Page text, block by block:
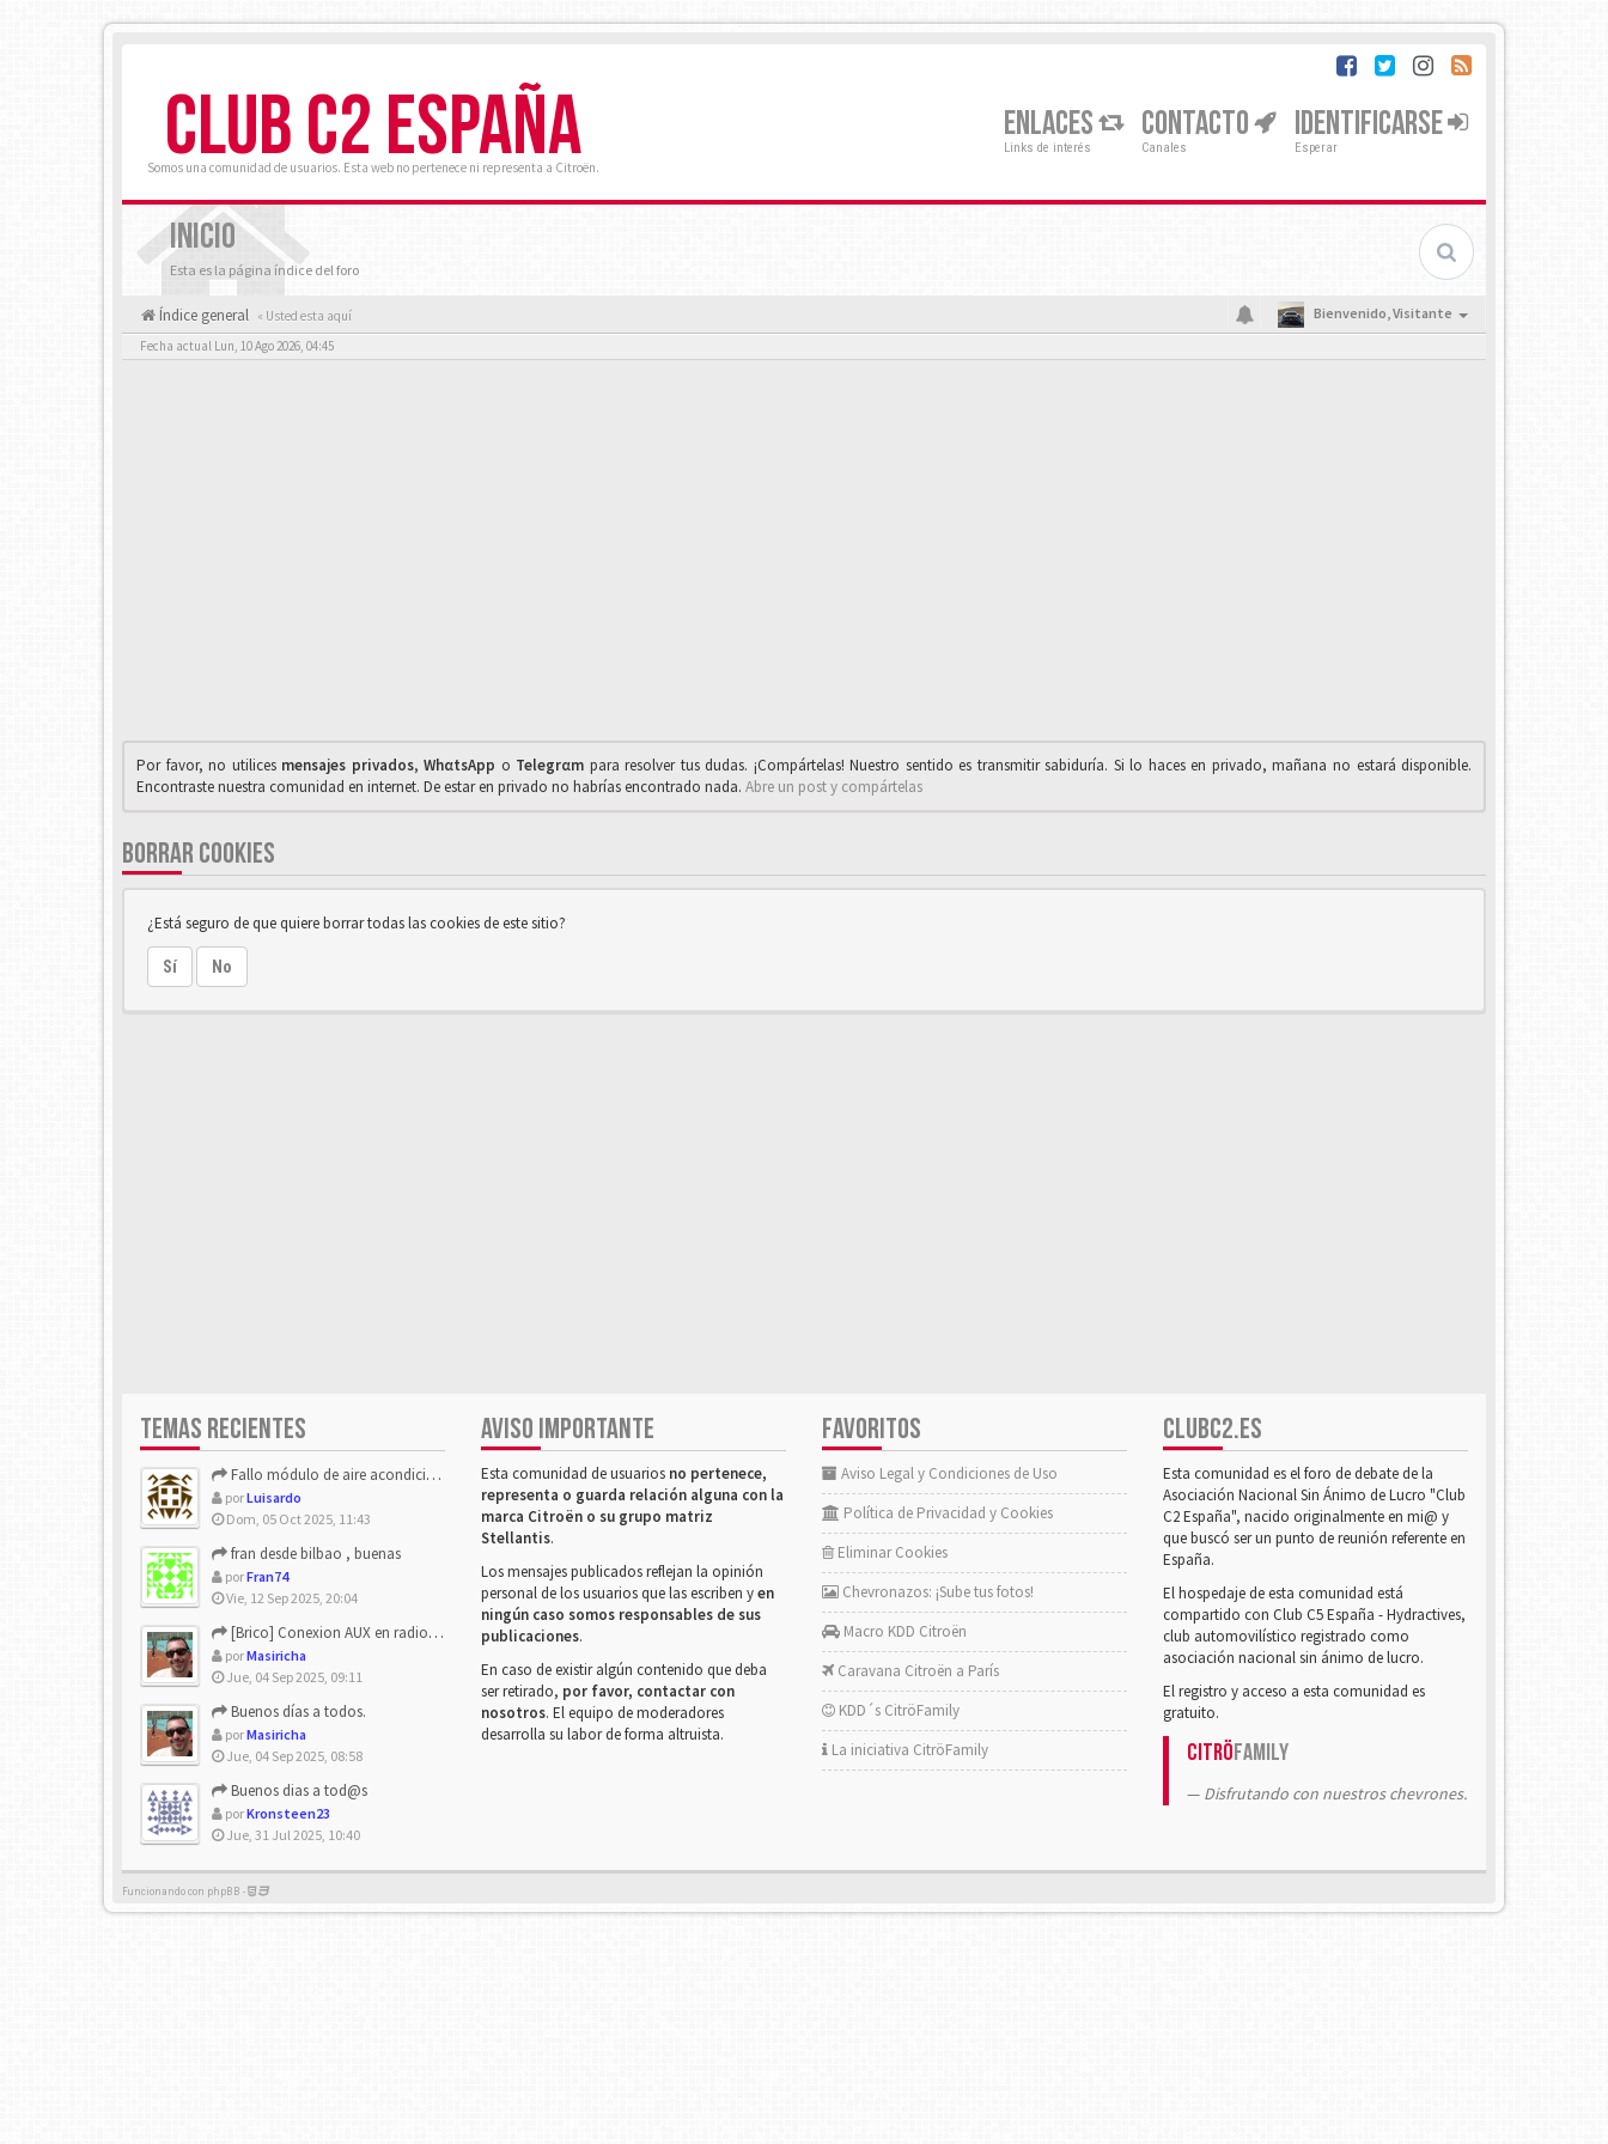
CLUB C2 ESPAÑA
Somos una comunidad de usuarios. Esta web no pertenece ni representa a Citroën.
ENLACES
Links de interés
CONTACTO
Canales
IDENTIFICARSE
Esperar
INICIO
Esta es la página índice del foro
Índice general « Usted esta aquí Bienvenido,Visitante
Fecha actual Lun, 10 Ago 2026, 04:45
Por favor, no utilices mensajes privados,WhαtsApp o Telegrαm para resolver tus dudas. ¡Compártelas! Nuestro sentido es transmitir sabiduría. Si lo haces en privado, mañana no estará disponible.
Encontraste nuestra comunidad en internet. De estar en privado no habrías encontrado nada. Abre un post y compártelas
BORRAR COOKIES
¿Está seguro de que quiere borrar todas las cookies de este sitio?
Sí No
TEMAS RECIENTES
Fallo módulo de aire acondicionado
porLuisardo
Dom, 05 Oct 2025, 11:43
fran desde bilbao , buenas
porFran74
Vie, 12 Sep 2025, 20:04
[Brico] Conexion AUX en radio de origen
porMasiricha
Jue, 04 Sep 2025, 09:11
Buenos días a todos.
porMasiricha
Jue, 04 Sep 2025, 08:58
Buenos dias a tod@s
porKronsteen23
Jue, 31 Jul 2025, 10:40
AVISO IMPORTANTE
Esta comunidad de usuarios no pertenece,
representa o guarda relación alguna con la
marca Citroën o su grupo matriz
Stellantis.
Los mensajes publicados reflejan la opinión
personal de los usuarios que las escriben yen
ningún caso somos responsables de sus
publicaciones.
En caso de existir algún contenido que deba
ser retirado, por favor, contactar con
nosotros. El equipo de moderadores
desarrolla su labor de forma altruista.
FAVORITOS
Aviso Legal y Condiciones de Uso
Política de Privacidad y Cookies
Eliminar Cookies
Chevronazos: ¡Sube tus fotos!
Macro KDD Citroën
Caravana Citroën a París
KDD´s CitröFamily
La iniciativa CitröFamily
CLUBC2.ES
Esta comunidad es el foro de debate de la
Asociación Nacional Sin Ánimo de Lucro "Club
C2 España", nacido originalmente en mi@ y
que buscó ser un punto de reunión referente en
España.
El hospedaje de esta comunidad está
compartido con Club C5 España - Hydractives,
club automovilístico registrado como
asociación nacional sin ánimo de lucro.
El registro y acceso a esta comunidad es
gratuito.
CitröFamily
Disfrutando con nuestros chevrones.
Funcionando con phpBB -